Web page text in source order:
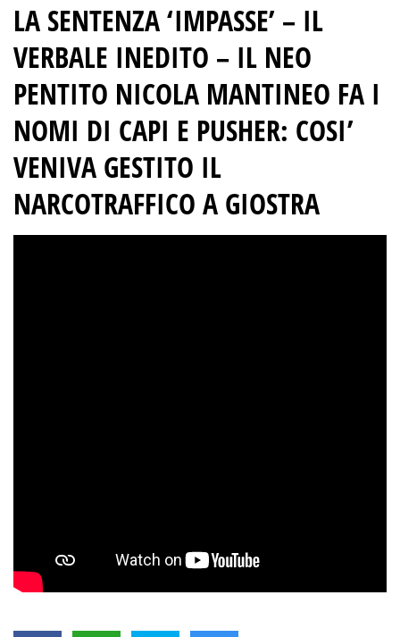
LA SENTENZA ‘IMPASSE’ – IL
VERBALE INEDITO – IL NEO
PENTITO NICOLA MANTINEO FA I
NOMI DI CAPI E PUSHER: COSI’
VENIVA GESTITO IL
NARCOTRAFFICO A GIOSTRA